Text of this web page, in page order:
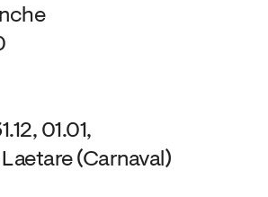
01.01,
(Carnaval)